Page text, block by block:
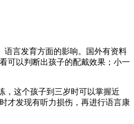
语言发育方面的影响。国外有资料
可以判断出孩子的配戴效果；小一
，这个孩子到三岁时可以掌握近
才发现有听力损伤，再进行语言康